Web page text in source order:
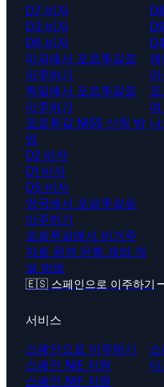
D7 비자
D3 비자
D6 비자
미국에서 포르투갈로
이주하기
독일에서 포르투갈로
이주하기
포르투갈 NISS 신청 방
법
D2 비자
D1 비자
D5 비자
영국에서 포르투갈로
이주하기
포르투갈에서 비거주
자로 원격 은행 계좌 개
설 방법
🇪🇸 스페인으로 이주하기
서비스
스페인으로 이주하기
스페인 NIE 지원
스페인 NIF 지원